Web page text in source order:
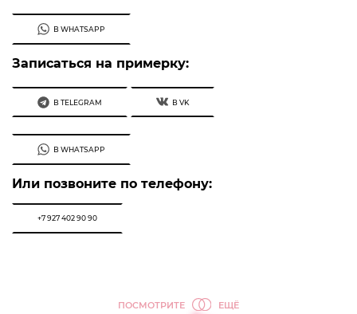
В WHATSAPP
Записаться на примерку:
В TELEGRAM В VK
В WHATSAPP
Или позвоните по телефону:
+7 927 402 90 90
ПОСМОТРИТЕ ЕЩЁ